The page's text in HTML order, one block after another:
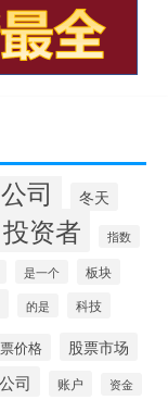
公司 冬天
投资者 指数
是一个 板块
的是 科技
价格 股票市场
司 账户 资金